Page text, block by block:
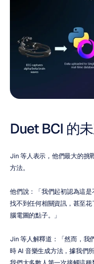
Duet BCI 的
Jin 等人表示，他們最大的挑
方法。
他們說：「我們起初認為這
找不到任何相關資訊，甚至
腦電圖的點子。」
Jin 等人解釋道：「然而，我
時 AI 音樂生成方法，據我們